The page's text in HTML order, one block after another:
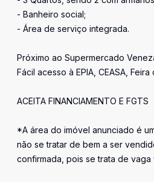
- Banheiro social;
- Área de serviço integrada.
Próximo ao Supermercado
Fácil acesso à EPIA, CEASA,
ACEITA FINANCIAMENTO E FGTS
*A área do imóvel anunciado é
não se tratar de bem a ser
confirmada, pois se trata de